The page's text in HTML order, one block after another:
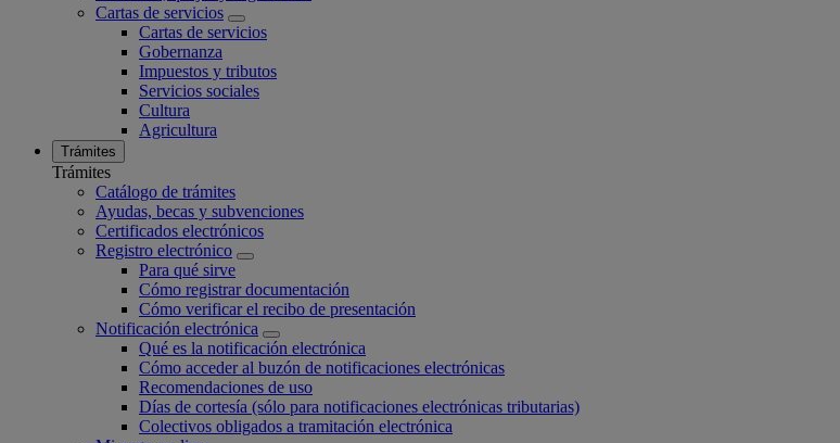
Cartas de servicios
Cartas de servicios
Gobernanza
Impuestos y tributos
Servicios sociales
Cultura
Agricultura
Trámites
Trámites
Catálogo de trámites
Ayudas, becas y subvenciones
Certificados electrónicos
Registro electrónico
Para qué sirve
Cómo registrar documentación
Cómo verificar el recibo de presentación
Notificación electrónica
Qué es la notificación electrónica
Cómo acceder al buzón de notificaciones electrónicas
Recomendaciones de uso
Días de cortesía (sólo para notificaciones electrónicas tributarias)
Colectivos obligados a tramitación electrónica